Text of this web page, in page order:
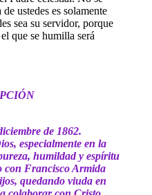
ustedes es solamente
sea su servidor, porque
que se humilla será
de 1862.
especialmente en la
humildad y espíritu
con Francisco Armida
quedando viuda en